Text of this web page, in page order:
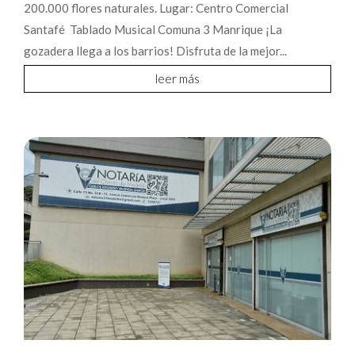
200.000 flores naturales. Lugar: Centro Comercial
Santafé Tablado Musical Comuna 3 Manrique ¡La
gozadera llega a los barrios! Disfruta de la mejor...
leer más